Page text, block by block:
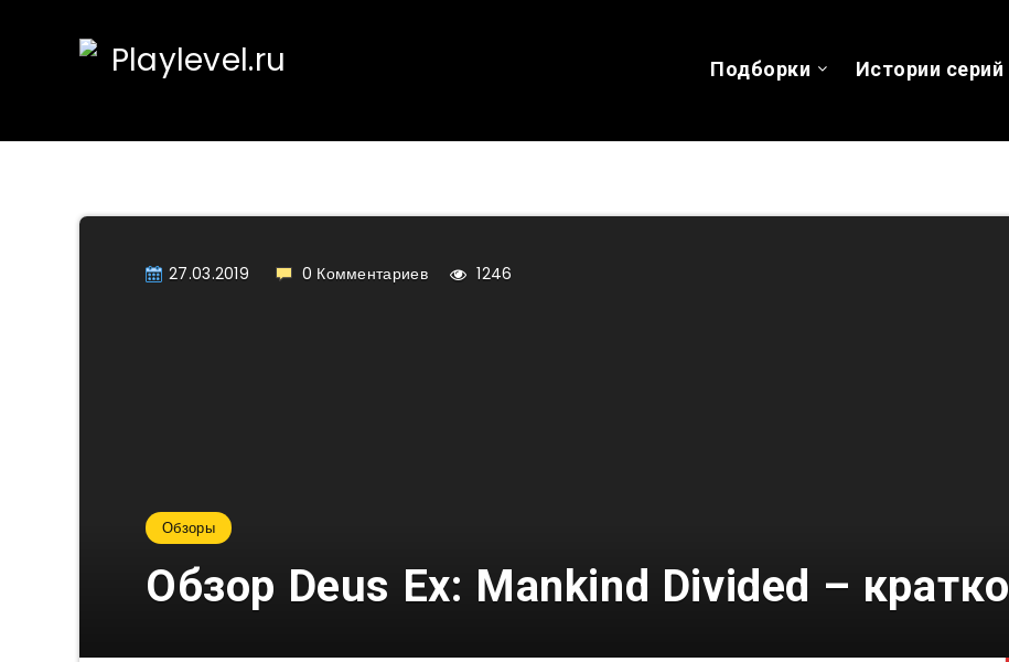
Подборки Истории серий
27.03.2019 0 Комментариев 1246
Обзоры
Обзор Deus Ex: Mankind Divided – кратко